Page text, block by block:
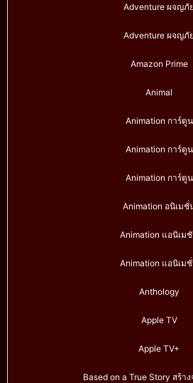
Adventure ผจญภัย
Adventure ผจญภัย
Amazon Prime
Animal
Animation การ์ตูน
Animation การ์ตูน
Animation การ์ตูน
Animation อนิเมชั่
Animation แอนิเม
Animation แอนิเม
Anthology
Apple TV
Apple TV+
Based on a True Story สร้าง